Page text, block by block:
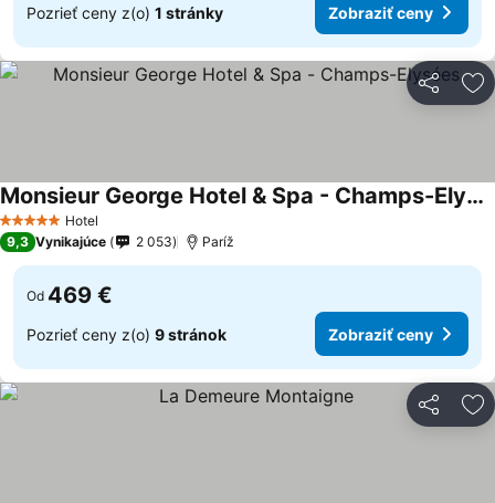
Pozrieť ceny z(o) 1 stránky Zobraziť ceny
Zdieľať
5 Počet hviezdičiek
Hotel
Monsieur George Hotel & Spa - Champs-Elysées
9,3 Vynikajúce 2 053 Paríž
Od 469 €
Pozrieť ceny z(o) 9 stránok Zobraziť ceny
Zdieľať